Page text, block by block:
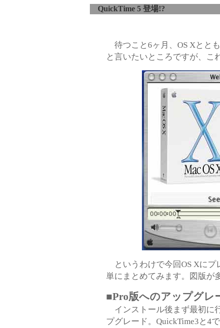
QuickTime 5 登場!?
待つこと6ヶ月、OS Xとと
と言いたいところですが、こ
というわけで今回OS Xにプ
単にまとめてみます。図版が
■Pro版へのアップグレ
インストール後まず最初に
プグレード。QuickTime3と4